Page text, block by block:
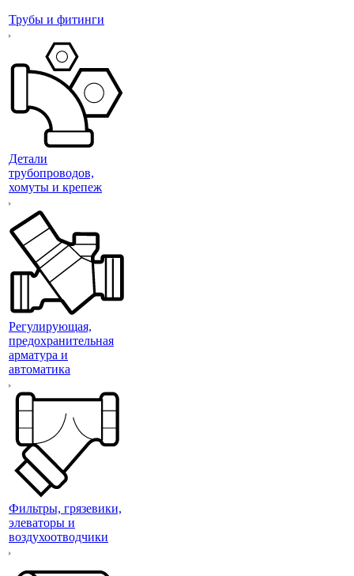
Трубы и фитинги
Детали
трубопроводов,
хомуты и крепеж
Регулирующая,
предохранительная
арматура и
автоматика
Фильтры, грязевики,
элеваторы и
воздухоотводчики